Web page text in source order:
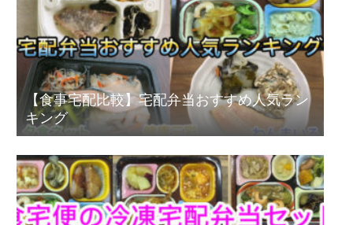
【食事宅配比較】宅配弁当おすすめ人気ラン
キング